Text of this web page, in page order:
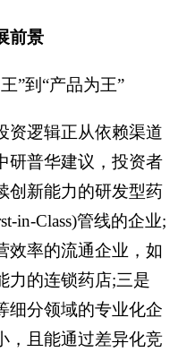
前景
”到“产品为王”
资逻辑正从依赖渠道
研普华建议，投资者
创新能力的研发型药
in-Class)管线的企业;
效率的流通企业，如
力的连锁药店;三是
细分领域的专业化企
，且能通过差异化竞